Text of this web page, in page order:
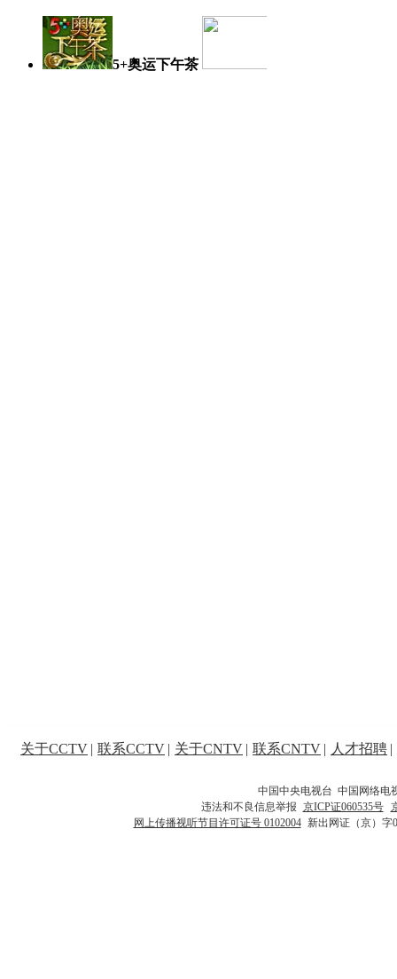
5+奥运下午茶
关于CCTV | 联系CCTV | 关于CNTV | 联系CNTV | 人才招聘 |
中国中央电视台 中国网络电
违法和不良信息举报 京ICP证060535号
网上传播视听节目许可证号 0102004 新出网证（京）